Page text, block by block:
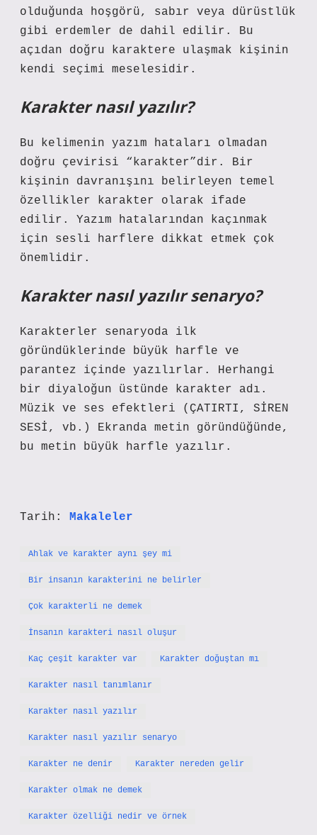
olduğunda hoşgörü, sabır veya dürüstlük
gibi erdemler de dahil edilir. Bu
açıdan doğru karaktere ulaşmak kişinin
kendi seçimi meselesidir.
Karakter nasıl yazılır?
Bu kelimenin yazım hataları olmadan
doğru çevirisi “karakter”dir. Bir
kişinin davranışını belirleyen temel
özellikler karakter olarak ifade
edilir. Yazım hatalarından kaçınmak
için sesli harflere dikkat etmek çok
önemlidir.
Karakter nasıl yazılır senaryo?
Karakterler senaryoda ilk
göründüklerinde büyük harfle ve
parantez içinde yazılırlar. Herhangi
bir diyaloğun üstünde karakter adı.
Müzik ve ses efektleri (ÇATIRTI, SİREN
SESİ, vb.) Ekranda metin göründüğünde,
bu metin büyük harfle yazılır.
Tarih: Makaleler
Ahlak ve karakter aynı şey mi
Bir insanın karakterini ne belirler
Çok karakterli ne demek
İnsanın karakteri nasıl oluşur
Kaç çeşit karakter var Karakter doğuştan mı
Karakter nasıl tanımlanır
Karakter nasıl yazılır
Karakter nasıl yazılır senaryo
Karakter ne denir Karakter nereden gelir
Karakter olmak ne demek
Karakter özelliği nedir ve örnek